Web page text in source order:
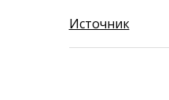
Источник